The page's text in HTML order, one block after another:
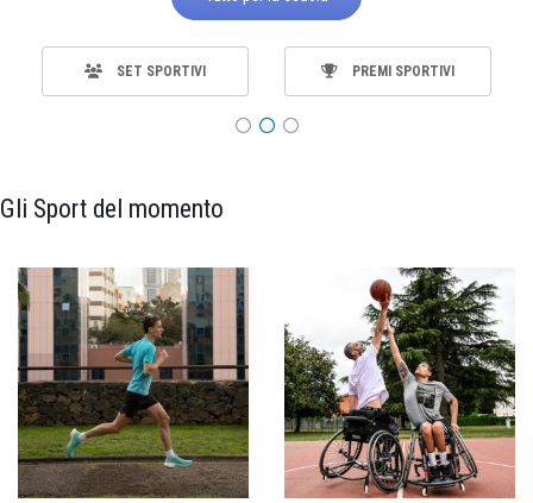
SET SPORTIVI PREMI SPORTIVI
Gli Sport del momento